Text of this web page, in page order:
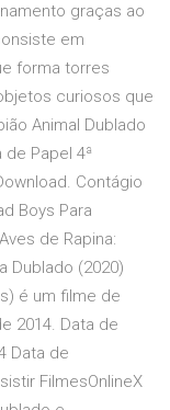
graças ao
em
forma torres
curiosos que
Animal Dublado
de Papel 4ª
Contágio
Boys Para
de Rapina:
Dublado (2020)
é um filme de
2014. Data de
Data de
FilmesOnlineX